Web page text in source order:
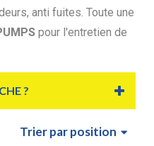
anti fuites. Toute une
pour l'entretien de
?
Trierpar position